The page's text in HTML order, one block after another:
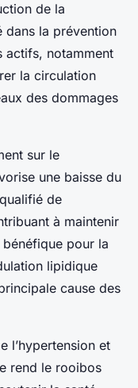
de la
dans la prévention
actifs, notamment
la circulation
des dommages
sur le
une baisse du
de
à maintenir
pour la
lipidique
cause des
l’hypertension et
rend le rooibos